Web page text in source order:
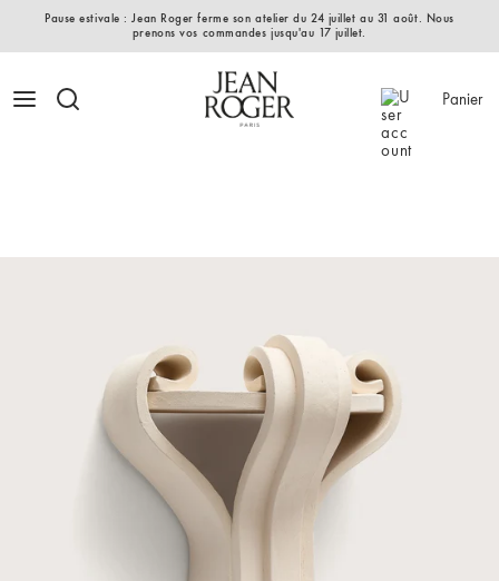
Pause estivale : Jean Roger ferme son atelier du 24 juillet au 31 août. Nous
prenons vos commandes jusqu'au 17 juillet.
Panier